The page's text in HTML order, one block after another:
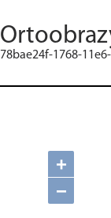
78bae24f-1768-
+
−